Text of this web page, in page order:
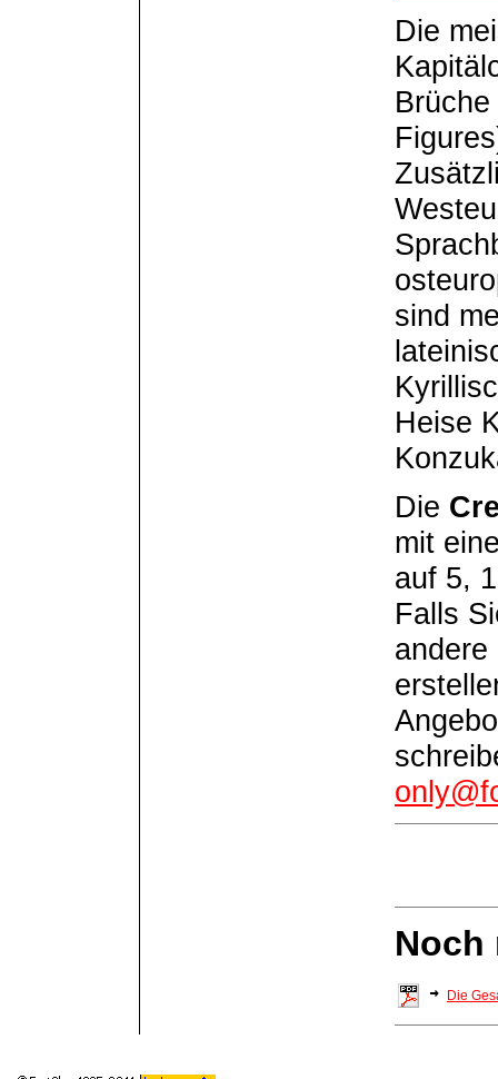
Die
sind
Heise
Die
mit
auf 5,
Falls
Noch
Die